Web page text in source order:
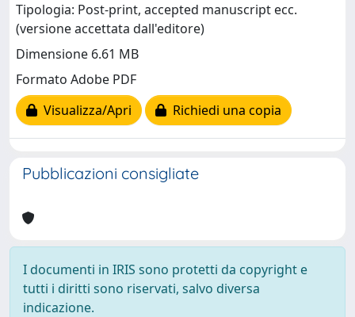
Tipologia: Post-print, accepted manuscript ecc.
(versione accettata dall'editore)
Dimensione 6.61 MB
Formato Adobe PDF
Visualizza/Apri
Richiedi una copia
Pubblicazioni consigliate
I documenti in IRIS sono protetti da copyright e
tutti i diritti sono riservati, salvo diversa
indicazione.